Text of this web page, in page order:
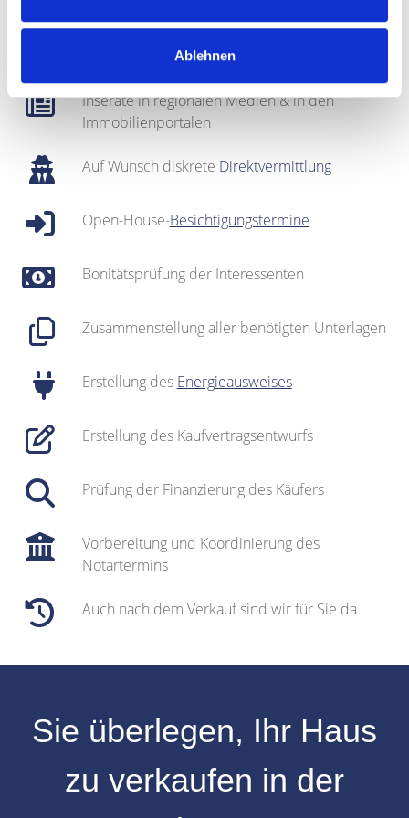
Ablehnen
Regionales Netzwerk inklusive sehr gut
Interessentenkartei
Inserate in regionalen Medien & in den
Immobilienportalen
Auf Wunsch diskrete Direktvermittlung
Open-House-Besichtigungstermine
Bonitätsprüfung der Interessenten
Zusammenstellung aller benötigten Unterlagen
Erstellung des Energieausweises
Erstellung des Kaufvertragsentwurfs
Prüfung der Finanzierung des Käufers
Vorbereitung und Koordinierung des
Notartermins
Auch nach dem Verkauf sind wir für Sie da
Sie überlegen, Ihr Haus
zu verkaufen in der